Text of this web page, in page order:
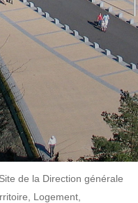
Site de la Direction générale
Logement,